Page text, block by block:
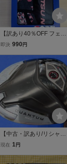
【訳あり40％OFF フェイ
スタオル MIZUNO キメツ
Nピンク バドミントン 鬼
滅の刃
即決 990 円
【中古・訳あり/リシャフ
ト】キャロウェイ 2026 Q
ム マックス）ドライバー
現在 1円